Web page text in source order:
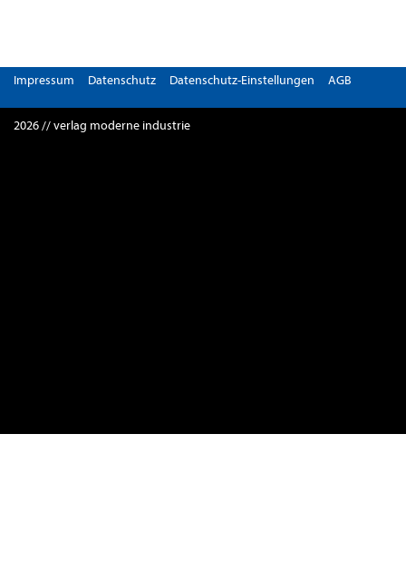
Impressum Datenschutz Datenschutz-Einstellungen AGB
2026 // verlag moderne industrie